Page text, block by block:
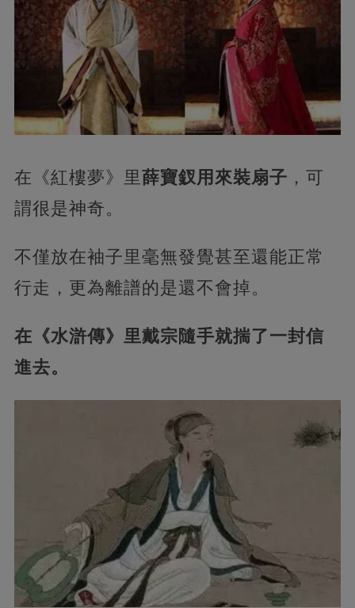
在《紅樓夢》里薛寶釵用來裝扇子 ，可
謂很是神奇。
不僅放在袖子里毫無發覺甚至還能正常
行走，更為離譜的是還不會掉。
在《水滸傳》里戴宗隨手就揣了一封信
進去。